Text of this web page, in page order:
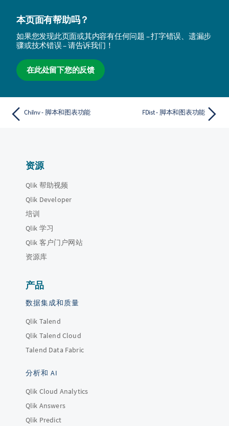
本页面有帮助吗？
如果您发现此页面或其内容有任何问题 – 打字错误、遗漏步
骤或技术错误 – 请告诉我们！
在此处留下您的反馈
ChiInv - 脚本和图表功能 FDist - 脚本和图表功能
资源
Qlik 帮助视频
Qlik Developer
培训
Qlik 学习
Qlik 客户门户网站
资源库
产品
数据集成和质量
Qlik Talend
Qlik Talend Cloud
Talend Data Fabric
分析和 AI
Qlik Cloud Analytics
Qlik Answers
Qlik Predict